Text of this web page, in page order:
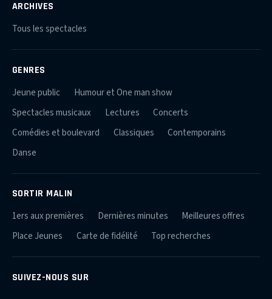
ARCHIVES
Tous les spectacles
GENRES
Jeune public
Humour et One man show
Spectacles musicaux
Lectures
Concerts
Comédies et boulevard
Classiques
Contemporains
Danse
SORTIR MALIN
1ers aux premières Dernières minutes
Meilleures offres
Place Jeunes
Carte de fidélité Top recherches
SUIVEZ-NOUS SUR